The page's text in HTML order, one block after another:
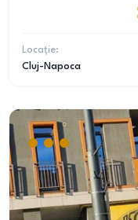
Locație:
Cluj-Napoca